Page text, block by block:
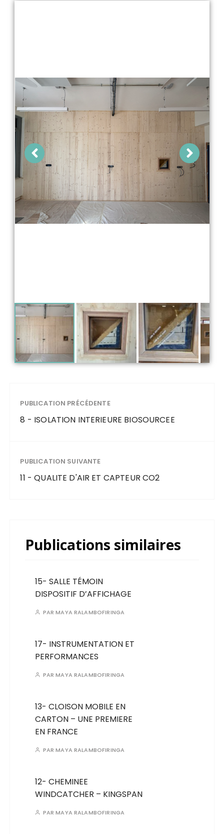
PUBLICATION PRÉCÉDENTE
8 - ISOLATION INTERIEURE BIOSOURCEE
PUBLICATION SUIVANTE
11 - QUALITE D'AIR ET CAPTEUR CO2
Publications similaires
15- SALLE TÉMOIN
DISPOSITIF D’AFFICHAGE
PARMAYA RALAMBOFIRINGA
17- INSTRUMENTATION ET
PERFORMANCES
PARMAYA RALAMBOFIRINGA
13- CLOISON MOBILE EN
CARTON – UNE PREMIERE
EN FRANCE
PARMAYA RALAMBOFIRINGA
12- CHEMINEE
WINDCATCHER – KINGSPAN
PARMAYA RALAMBOFIRINGA